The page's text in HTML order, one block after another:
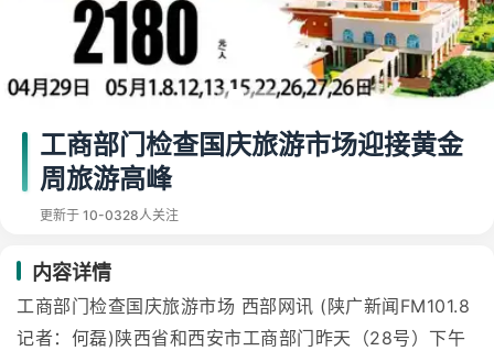
工商部门检查国庆旅游市场迎接黄金
周旅游高峰
更新于 10-0328人关注
内容详情
工商部门检查国庆旅游市场 西部网讯 (陕广新闻FM101.8
记者：何磊)陕西省和西安市工商部门昨天（28号）下午